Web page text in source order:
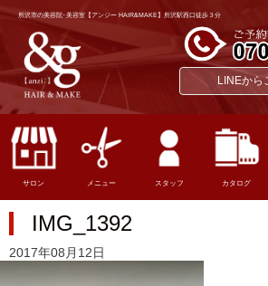
所沢市の美容院･美容室【アンジー HAIR&MAKE】所沢駅西口徒歩３分
LINEから
サロン メニュー スタッフ カタログ
IMG_1392
2017年08月12日